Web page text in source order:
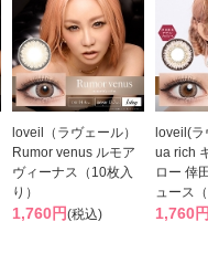
loveil（ラヴェール）
Rumor venus ルモア
ヴィーナス（10枚入
り）
1,760円(税込)
loveil(
ua rich
ロー 倖
ュース
1,760